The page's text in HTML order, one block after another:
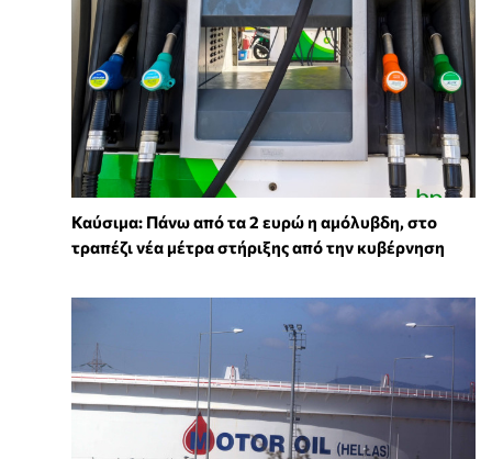
Καύσιμα: Πάνω από τα 2 ευρώ η αμόλυβδη, στο
τραπέζι νέα μέτρα στήριξης από την κυβέρνηση